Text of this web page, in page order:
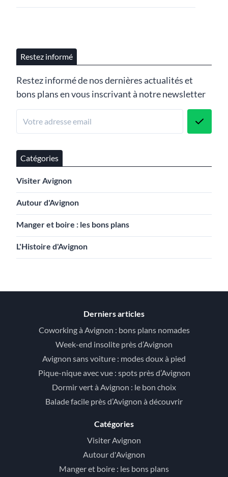
Restez informé
Restez informé de nos dernières actualités et
bons plans en vous inscrivant à notre newsletter
Catégories
Visiter Avignon
Autour d'Avignon
Manger et boire : les bons plans
L'Histoire d'Avignon
Derniers articles
Coworking à Avignon : bons plans nomades
Week-end insolite près d’Avignon
Avignon sans voiture : modes doux à pied
Pique-nique avec vue : spots près d’Avignon
Dormir vert à Avignon : le bon choix
Balade facile près d’Avignon à découvrir
Catégories
Visiter Avignon
Autour d'Avignon
Manger et boire : les bons plans